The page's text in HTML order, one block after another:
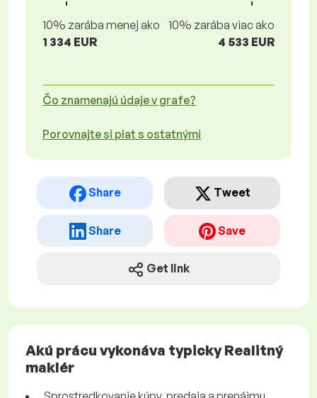
10% zarába menej ako
1 334 EUR
10% zarába viac ako
4 533 EUR
Čo znamenajú údaje v grafe?
Porovnajte si plat s ostatnými
Share Tweet
Share Save
Get link
Akú prácu vykonáva typicky Realitný
maklér